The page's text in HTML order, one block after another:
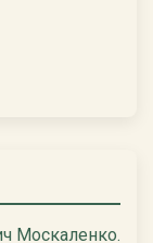
Москаленко.